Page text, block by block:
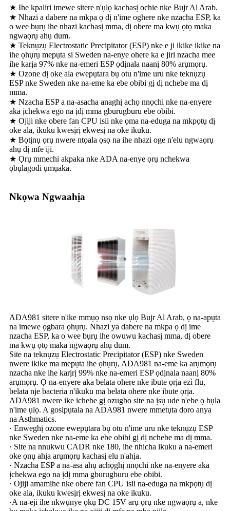
★ Ihe kpaliri imewe sitere n'ụlọ kachasị ochie nke Bujr Al Arab.
★ Nhazi a dabere na mkpa ọ dị n'ime oghere nke nzacha ESP, ka
o wee bụrụ ihe nhazi kachasị mma, dị obere ma kwụ ọtọ maka
ngwaọrụ ahụ dum.
★ Teknụzụ Electrostatic Precipitator (ESP) nke e ji ikike ikike na
ihe ọhụrụ mepụta si Sweden na-enye ohere ka e jiri nzacha mee
ihe karịa 97% nke na-emeri ESP ọdịnala naanị 80% arụmọrụ.
★ Ozone dị oke ala ewepụtara bụ otu n'ime uru nke teknụzụ
ESP nke Sweden nke na-eme ka ebe obibi gị dị nchebe ma dị
mma.
★ Nzacha ESP a na-asacha anaghị achọ nnọchi nke na-enyere
aka ịchekwa ego na ịdị mma gburugburu ebe obibi.
★ Ojiji nke obere fan CPU isii nke ọma na-eduga na mkpọtụ dị
oke ala, ikuku kwesịrị ekwesị na oke ikuku.
★ Bọtịnụ ọrụ nwere ntọala ọsọ na ihe nhazi oge n'elu ngwaọrụ
ahụ dị mfe iji.
★ Ọrụ mmechi akpaka nke ADA na-enye ọrụ nchekwa
ọbụlagodi ụmụaka.
Nkọwa Ngwaahịa
ADA981 sitere n'ike mmụọ nsọ nke ụlọ Bujr Al Arab, ọ na-apụta
na imewe ọgbara ọhụrụ. Nhazi ya dabere na mkpa ọ dị ime
nzacha ESP, ka o wee bụrụ ihe owuwu kachasị mma, dị obere
ma kwụ ọtọ maka ngwaọrụ ahụ dum.
Site na teknụzụ Electrostatic Precipitator (ESP) nke Sweden
nwere ikike ma mepụta ihe ọhụrụ, ADA981 na-eme ka arụmọrụ
nzacha nke ihe karịrị 99% nke na-emeri ESP ọdịnala naanị 80%
arụmọrụ. Ọ na-enyere aka belata ohere nke ibute ọrịa ezì flu,
belata nje bacteria n'ikuku ma belata ohere nke ibute ọrịa.
ADA981 nwere ike ichebe gị ozugbo site na ịsụ ude n'ebe ọ bụla
n'ime ụlọ. A gosipụtala na ADA981 nwere mmetụta doro anya
na Asthmatics.
· Enweghị ozone ewepụtara bụ otu n'ime uru nke teknụzụ ESP
nke Sweden nke na-eme ka ebe obibi gị dị nchebe ma dị mma.
· Site na nnukwu CADR nke 180, ihe nhicha ikuku a na-emeri
oke ọnụ ahịa arụmọrụ kachasị elu n'ahịa.
· Nzacha ESP a na-asa ahụ achọghị nnọchi nke na-enyere aka
ịchekwa ego na ịdị mma gburugburu ebe obibi.
· Ojiji amamihe nke obere fan CPU isii na-eduga na mkpọtụ dị
oke ala, ikuku kwesịrị ekwesị na oke ikuku.
·A na-eji ihe nkwụnye ọkụ DC 15V arụ ọrụ nke ngwaọrụ a, nke